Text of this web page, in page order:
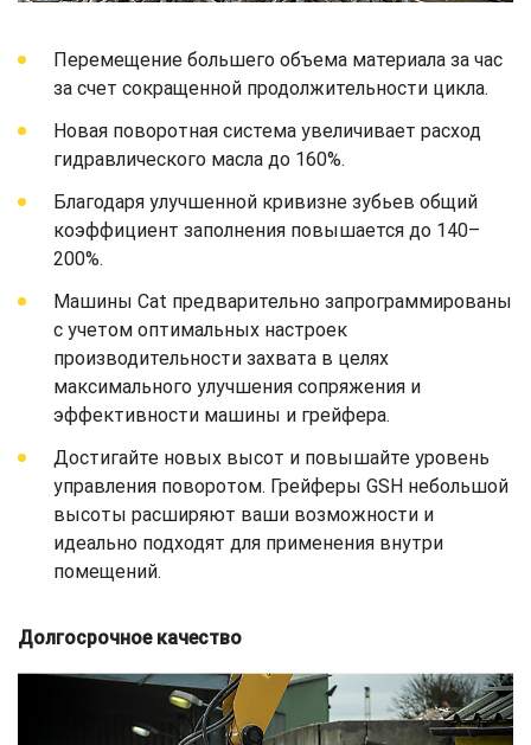
Перемещение большего объема материала за час
за счет сокращенной продолжительности цикла.
Новая поворотная система увеличивает расход
гидравлического масла до 160%.
Благодаря улучшенной кривизне зубьев общий
коэффициент заполнения повышается до 140–
200%.
Машины Cat предварительно запрограммированы
с учетом оптимальных настроек
производительности захвата в целях
максимального улучшения сопряжения и
эффективности машины и грейфера.
Достигайте новых высот и повышайте уровень
управления поворотом. Грейферы GSH небольшой
высоты расширяют ваши возможности и
идеально подходят для применения внутри
помещений.
Долгосрочное качество